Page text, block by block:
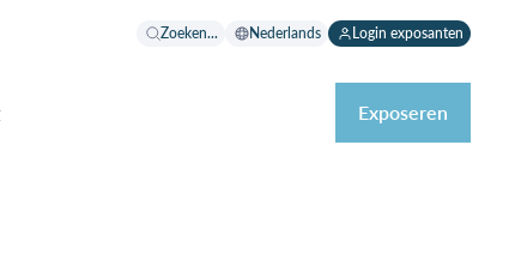
Zoeken... Nederlands Login exposanten
Exposeren